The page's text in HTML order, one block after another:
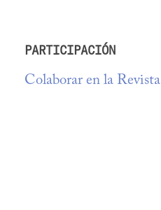
PARTICIPACIÓN
Colaborar en la Revista